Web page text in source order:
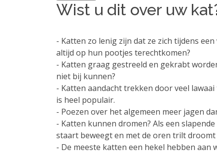
Wist u dit over uw
- Katten zo lenig zijn dat ze zich tijdens
altijd op hun pootjes terechtkomen?
- Katten graag gestreeld en gekrabt
niet bij kunnen?
- Katten aandacht trekken door veel
is heel populair.
- Poezen over het algemeen meer jagen
- Katten kunnen dromen? Als een
staart beweegt en met de oren trilt droomt
- De meeste katten een hekel hebben aan